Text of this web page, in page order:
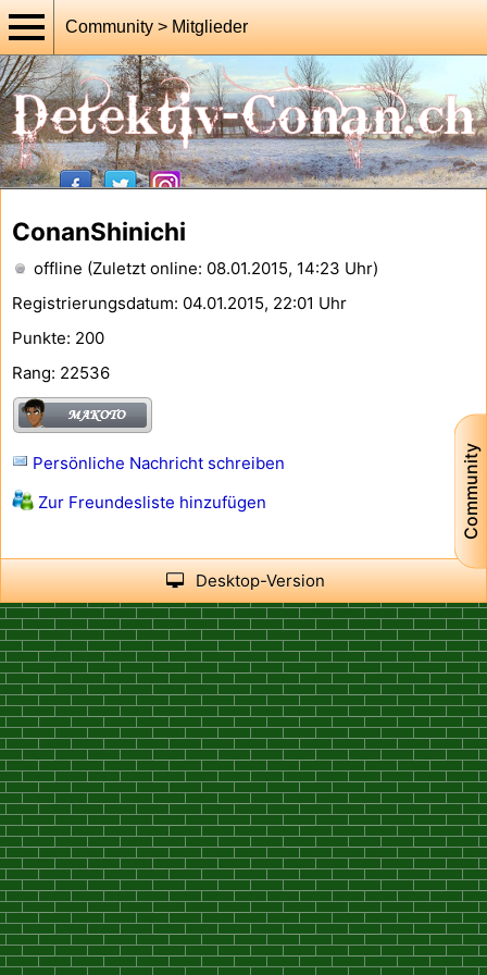
Community > Mitglieder
Community
ConanShinichi
offline (Zuletzt online: 08.01.2015, 14:23 Uhr)
Registrierungsdatum: 04.01.2015, 22:01 Uhr
Punkte: 200
Rang: 22536
Persönliche Nachricht schreiben
Zur Freundesliste hinzufügen
Desktop-Version